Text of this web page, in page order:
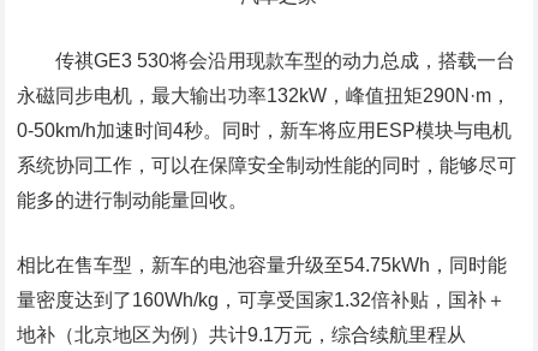
传祺GE3 530将会沿用现款车型的动力总成，搭载一台
永磁同步电机，最大输出功率132kW，峰值扭矩290N·m，
0-50km/h加速时间4秒。同时，新车将应用ESP模块与电机
系统协同工作，可以在保障安全制动性能的同时，能够尽可
能多的进行制动能量回收。
相比在售车型，新车的电池容量升级至54.75kWh，同时能
量密度达到了160Wh/kg，可享受国家1.32倍补贴，国补＋
地补（北京地区为例）共计9.1万元，综合续航里程从